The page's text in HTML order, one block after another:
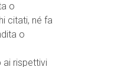
o
citati, né fa
o
ai rispettivi